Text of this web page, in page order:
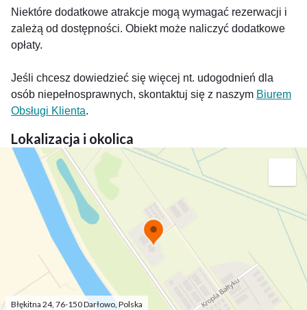
Niektóre dodatkowe atrakcje mogą wymagać rezerwacji i
zależą od dostępności. Obiekt może naliczyć dodatkowe
opłaty.
Jeśli chcesz dowiedzieć się więcej nt. udogodnień dla
osób niepełnosprawnych, skontaktuj się z naszym Biurem
Obsługi Klienta.
Lokalizacja i okolica
Błękitna 24, 76-150 Darłowo, Polska